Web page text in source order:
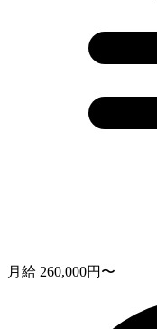
月給 260,000円〜